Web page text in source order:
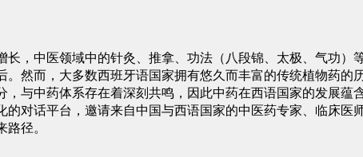
，中医领域中的针灸、推拿、功法（八段锦、太极、气功）
然而，大多数西班牙语国家拥有悠久而丰富的传统植物药的
与中药体系存在着深刻共鸣，因此中药在西语国家的发展蕴
对话平台，邀请来自中国与西语国家的中医药专家、临床医
径。